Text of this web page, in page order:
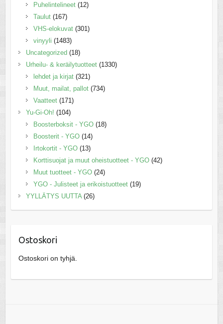
Puhelintelineet (12)
Taulut (167)
VHS-elokuvat (301)
vinyyli (1483)
Uncategorized (18)
Urheilu- & keräilytuotteet (1330)
lehdet ja kirjat (321)
Muut, mailat, pallot (734)
Vaatteet (171)
Yu-Gi-Oh! (104)
Boosterboksit - YGO (18)
Boosterit - YGO (14)
Irtokortit - YGO (13)
Korttisuojat ja muut oheistuotteet - YGO (42)
Muut tuotteet - YGO (24)
YGO - Julisteet ja erikoistuotteet (19)
YYLLÄTYS UUTTA (26)
Ostoskori
Ostoskori on tyhjä.